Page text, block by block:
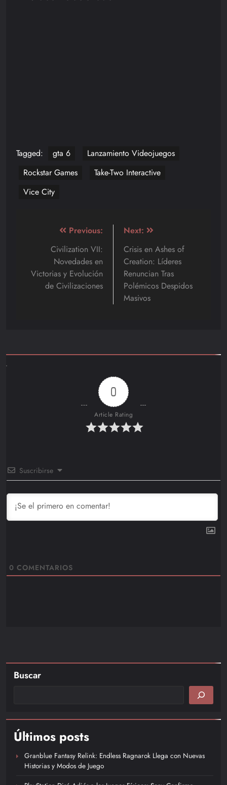
Tagged: gta 6
Lanzamiento Videojuegos
Rockstar Games
Take-Two Interactive
Vice City
Navegación
entradas
Previous:
Civilization VII:
Novedades en
Victorias y Evolución
de Civilizaciones
Next:
Crisis en Ashes of
Creation: Líderes
Renuncian Tras
Polémicos Despidos
Masivos
0
Article Rating
Suscribirse
0 COMENTARIOS
Buscar
Últimos posts
Granblue Fantasy Relink: Endless Ragnarok Llega con Nuevas
Historias y Modos de Juego